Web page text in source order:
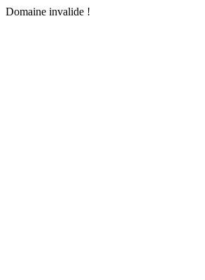
Domaine invalide !